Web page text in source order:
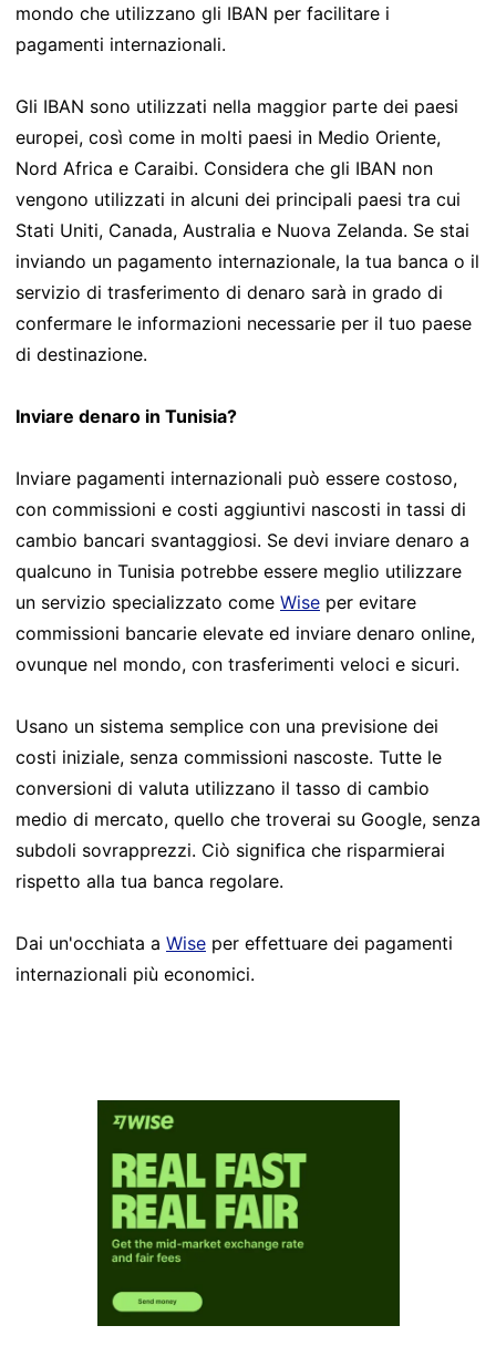
mondo che utilizzano gli IBAN per facilitare i
pagamenti internazionali.
Gli IBAN sono utilizzati nella maggior parte dei paesi
europei, così come in molti paesi in Medio Oriente,
Nord Africa e Caraibi. Considera che gli IBAN non
vengono utilizzati in alcuni dei principali paesi tra cui
Stati Uniti, Canada, Australia e Nuova Zelanda. Se stai
inviando un pagamento internazionale, la tua banca o il
servizio di trasferimento di denaro sarà in grado di
confermare le informazioni necessarie per il tuo paese
di destinazione.
Inviare denaro in Tunisia?
Inviare pagamenti internazionali può essere costoso,
con commissioni e costi aggiuntivi nascosti in tassi di
cambio bancari svantaggiosi. Se devi inviare denaro a
qualcuno in Tunisia potrebbe essere meglio utilizzare
un servizio specializzato come Wise per evitare
commissioni bancarie elevate ed inviare denaro online,
ovunque nel mondo, con trasferimenti veloci e sicuri.
Usano un sistema semplice con una previsione dei
costi iniziale, senza commissioni nascoste. Tutte le
conversioni di valuta utilizzano il tasso di cambio
medio di mercato, quello che troverai su Google, senza
subdoli sovrapprezzi. Ciò significa che risparmierai
rispetto alla tua banca regolare.
Dai un'occhiata a Wise per effettuare dei pagamenti
internazionali più economici.